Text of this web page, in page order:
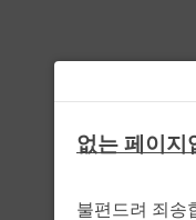
없는 페이지
불편드려 죄송